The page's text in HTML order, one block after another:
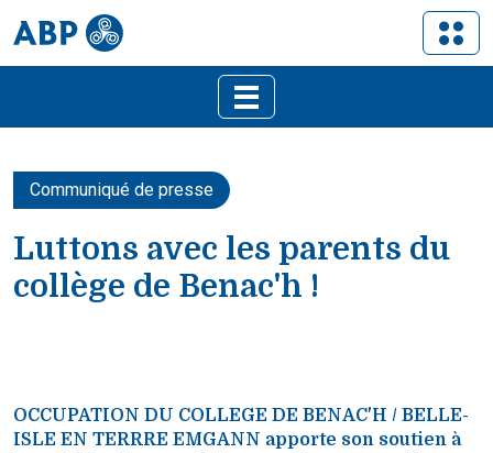
Communiqué de presse
Luttons avec les parents du
collège de Benac'h !
OCCUPATION DU COLLEGE DE BENAC'H / BELLE-
ISLE EN TERRRE EMGANN apporte son soutien à